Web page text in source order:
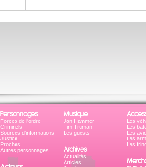
Personnages
Forces de l'ordre
Criminels
Sources d'informations
Justice
Proches
Autres personnages
Musique
Jan Hammer
Tim Truman
Les guests
Archives
Actualités
Articles
Les
Les
Les
Les
Les